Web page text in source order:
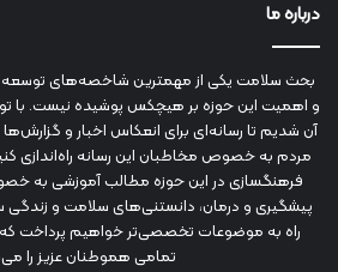
درباره ما
بحث سلامت یکی از مهمترین شاخصه‌های توسعه
و اهمیت این حوزه بر هیچکس پوشیده نیست. با
آن شدیم تا رسانه‌ای برای انعکاس اخبار و
مردم به خصوص مخاطبان این رسانه راه‌اندازی
فرهنگسازی در این حوزه مطالب آموزشی به
پیشگیری و درمان، دانستنی‌های سلامت و زندگی
راه به موضوعات تخصصی‌تر خواهیم پرداخت
تمامی هموطنان عزیز را